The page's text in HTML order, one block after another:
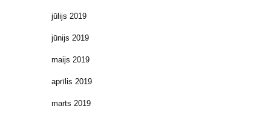
jūlijs 2019
jūnijs 2019
maijs 2019
aprīlis 2019
marts 2019